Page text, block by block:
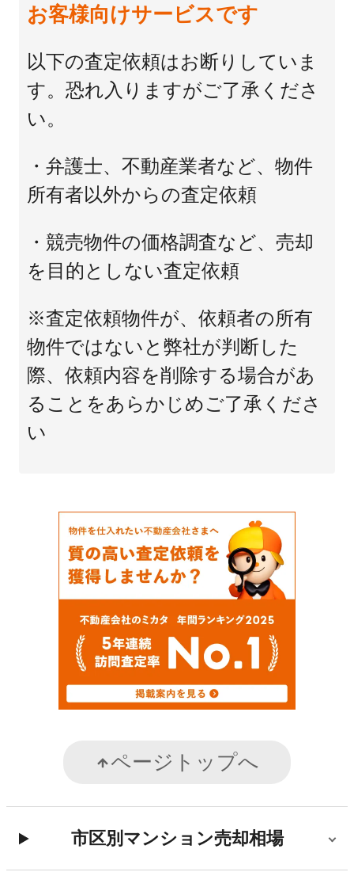
お客様向けサービスです
以下の査定依頼はお断りしていま
す。恐れ入りますがご了承くださ
い。
・弁護士、不動産業者など、物件
所有者以外からの査定依頼
・競売物件の価格調査など、売却
を目的としない査定依頼
※査定依頼物件が、依頼者の所有
物件ではないと弊社が判断した
際、依頼内容を削除する場合があ
ることをあらかじめご了承くださ
い
ページトップへ
市区別マンション売却相場